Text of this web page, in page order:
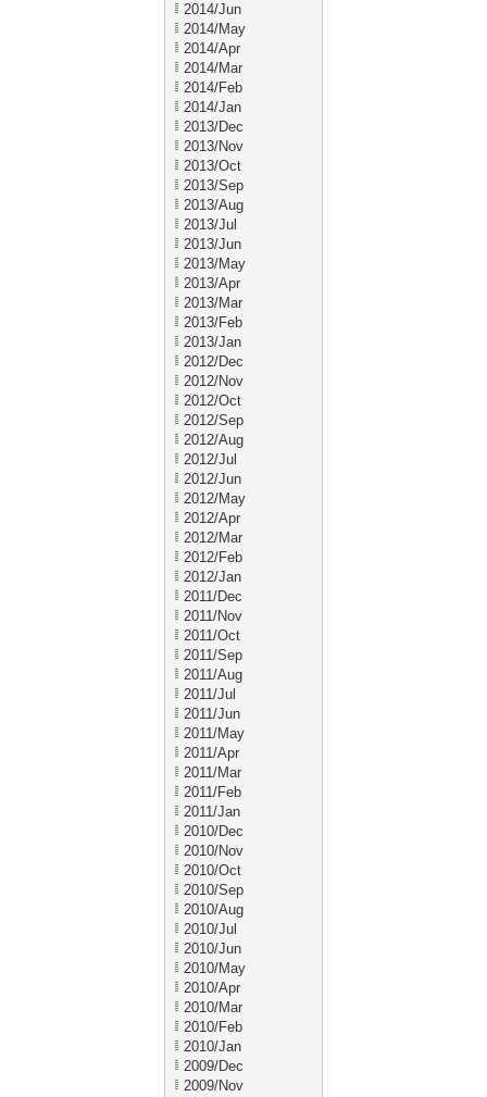
2014/Jun
2014/May
2014/Apr
2014/Mar
2014/Feb
2014/Jan
2013/Dec
2013/Nov
2013/Oct
2013/Sep
2013/Aug
2013/Jul
2013/Jun
2013/May
2013/Apr
2013/Mar
2013/Feb
2013/Jan
2012/Dec
2012/Nov
2012/Oct
2012/Sep
2012/Aug
2012/Jul
2012/Jun
2012/May
2012/Apr
2012/Mar
2012/Feb
2012/Jan
2011/Dec
2011/Nov
2011/Oct
2011/Sep
2011/Aug
2011/Jul
2011/Jun
2011/May
2011/Apr
2011/Mar
2011/Feb
2011/Jan
2010/Dec
2010/Nov
2010/Oct
2010/Sep
2010/Aug
2010/Jul
2010/Jun
2010/May
2010/Apr
2010/Mar
2010/Feb
2010/Jan
2009/Dec
2009/Nov